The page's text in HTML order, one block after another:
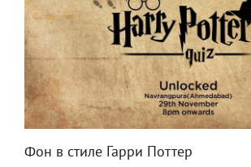
Фон в стиле Гарри Поттер